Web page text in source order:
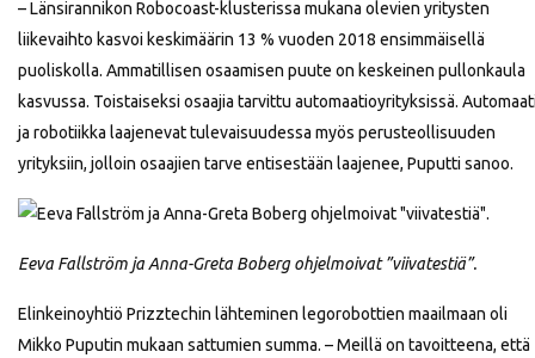
– Länsirannikon Robocoast-klusterissa mukana olevien yritysten
liikevaihto kasvoi keskimäärin 13 % vuoden 2018 ensimmäisellä
puoliskolla. Ammatillisen osaamisen puute on keskeinen pullonkaula
kasvussa. Toistaiseksi osaajia tarvittu automaatioyrityksissä.
ja robotiikka laajenevat tulevaisuudessa myös perusteollisuuden
yrityksiin, jolloin osaajien tarve entisestään laajenee, Puputti sanoo.
Eeva Fallström ja Anna-Greta Boberg ohjelmoivat ”viivatestiä”.
Elinkeinoyhtiö Prizztechin lähteminen legorobottien maailmaan oli
Mikko Puputin mukaan sattumien summa. – Meillä on tavoitteena, että